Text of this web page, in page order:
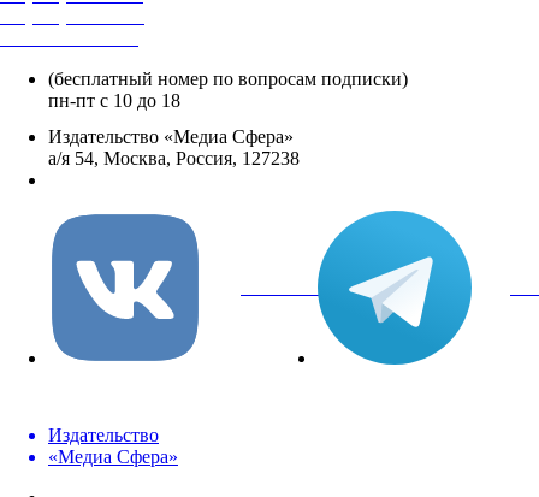
(бесплатный номер по вопросам подписки)
пн-пт с 10 до 18
Издательство «Медиа Сфера»
а/я 54, Москва, Россия, 127238
вКонтакте
Издательство
«Медиа Сфера»